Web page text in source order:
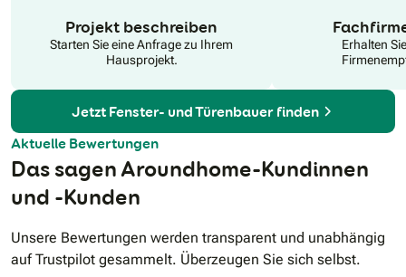
„Rundum-Sorglos-Paket“ an. Das beginnt beim Ausbau und
der umweltgerechten Entsorgung der alten Fenster,
Rollläden, Beschattungen und Überdachungen bis zum
fachmännischen und schnellen Einbau der neuen Produkte.
Projekt beschreiben
Starten Sie eine Anfrage zu Ihrem
Hausprojekt.
Erhalten
Jetzt Fenster- und Türenbauer finden
Aktuelle Bewertungen
Das sagen Aroundhome-Kundinnen
und -Kunden
Unsere Bewertungen werden transparent und unabhängig
auf Trustpilot gesammelt. Überzeugen Sie sich selbst.